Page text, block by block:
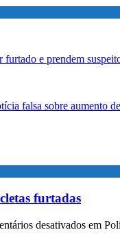
e prendem
falsa sobre aumento
furtadas
desativados em